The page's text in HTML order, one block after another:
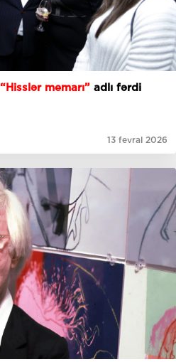
“Hisslər memarı” adlı fərdi
13 fevral 2026